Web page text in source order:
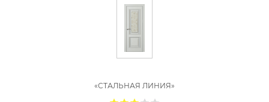
«СТАЛЬНАЯ ЛИНИЯ»